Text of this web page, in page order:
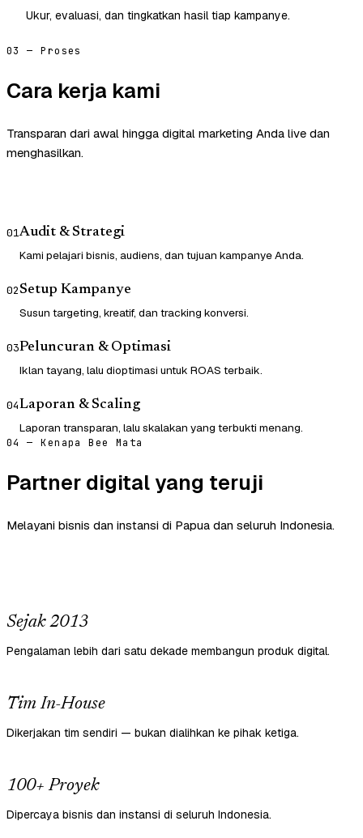
Ukur, evaluasi, dan tingkatkan hasil tiap kampanye.
03 — Proses
Cara kerja kami
Transparan dari awal hingga digital marketing Anda live dan
menghasilkan.
01Audit & Strategi
Kami pelajari bisnis, audiens, dan tujuan kampanye Anda.
02Setup Kampanye
Susun targeting, kreatif, dan tracking konversi.
03Peluncuran & Optimasi
Iklan tayang, lalu dioptimasi untuk ROAS terbaik.
04Laporan & Scaling
Laporan transparan, lalu skalakan yang terbukti menang.
04 — Kenapa Bee Mata
Partner digital yang teruji
Melayani bisnis dan instansi di Papua dan seluruh Indonesia.
Sejak 2013
Pengalaman lebih dari satu dekade membangun produk digital.
Tim In-House
Dikerjakan tim sendiri — bukan dialihkan ke pihak ketiga.
100+ Proyek
Dipercaya bisnis dan instansi di seluruh Indonesia.